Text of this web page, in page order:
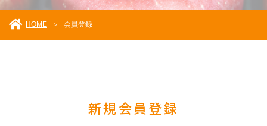
HOME ＞ 会員登録
新規会員登録